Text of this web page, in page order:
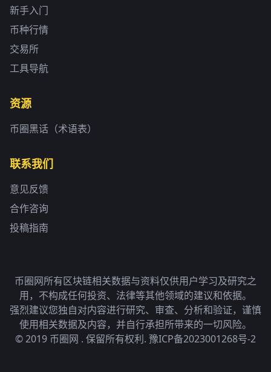
新手入门
币种行情
交易所
工具导航
资源
币圈黑话（术语表）
联系我们
意见反馈
合作咨询
投稿指南
币圈网所有区块链相关数据与资料仅供用户学习及研究之
用，不构成任何投资、法律等其他领域的建议和依据。
强烈建议您独自对内容进行研究、审查、分析和验证，谨慎
使用相关数据及内容，并自行承担所带来的一切风险。
© 2019 币圈网 . 保留所有权利. 豫ICP备2023001268号-2